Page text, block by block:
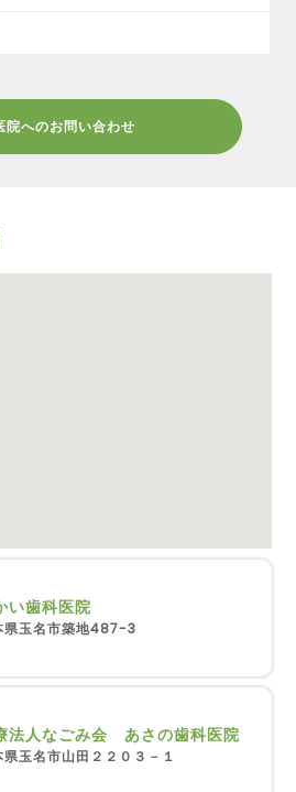
院へのお問い合わせ
い歯科医院
県玉名市築地487-3
法人なごみ会 あさの歯科医院
県玉名市山田２２０３－１